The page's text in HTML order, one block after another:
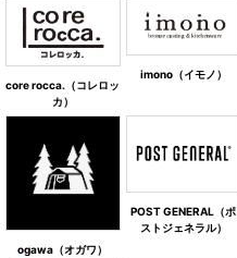
core rocca.（コレロッ
カ）
imono（イモノ）
ogawa（オガワ）
POST GENERAL（ポ
ストジェネラル）